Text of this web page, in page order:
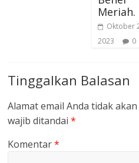
Meriah.
Oktober
2023
0
Tinggalkan Balasan
Alamat email Anda tidak
wajib ditandai*
Komentar*